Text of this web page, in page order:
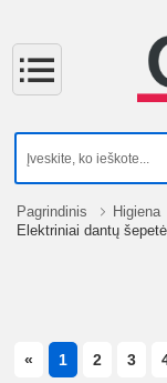
Pagrindinis Higiena
Elektriniai dantų
« PREVIOUS
1 2 3